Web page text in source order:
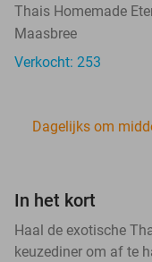
Thais Homemade
Maasbree
Verkocht: 253
Dagelijks om
In het kort
Haal de exotische
keuzediner om af te